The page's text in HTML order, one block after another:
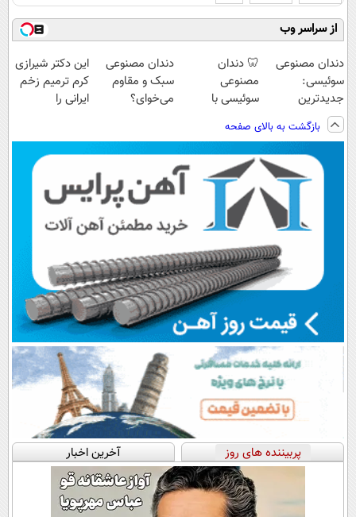
از سراسر وب
دندان مصنوعی
سوئیسی:
جدیدترین
فناوری اروپا،
سبک و مقاوم |
پرداخت قسطی
🦷 دندان
مصنوعی
سوئیسی با
دیجیتال |
پرداخت در 4
قسط |📍 تهران
دندان مصنوعی
سبک و مقاوم
می‌خوای؟
📍تهران
این دکتر شیرازی
کرم ترمیم زخم
ایرانی را
بازگشت به بالای صفحه
پربیننده های روز آخرین اخبار